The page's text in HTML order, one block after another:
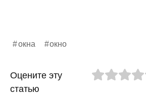
окна окно
Оцените эту
статью